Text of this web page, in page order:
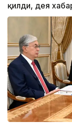
қилди, дея